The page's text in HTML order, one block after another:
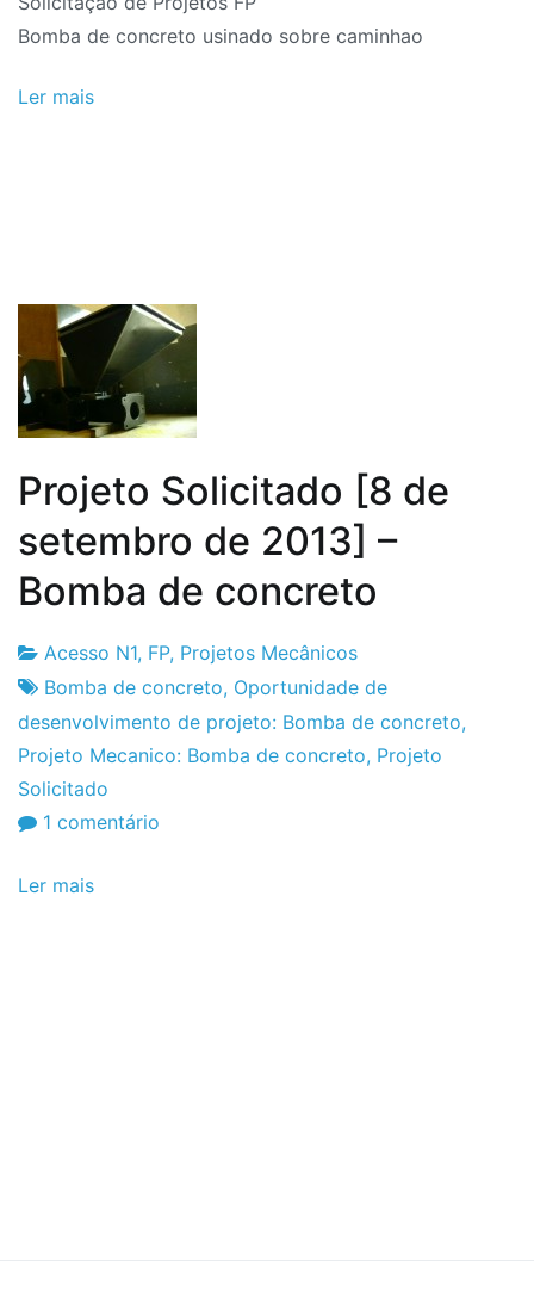
2018
Bomba de concreto usinado sobre caminhao
Ler mais
Projeto Solicitado [8 de
setembro de 2013] –
Bomba de concreto
Fabrica
do
Projeto
8
de
Setembro
de
2013
Acesso N1, FP, Projetos Mecânicos
Bomba de concreto, Oportunidade de
desenvolvimento de projeto: Bomba de concreto,
Projeto Mecanico: Bomba de concreto, Projeto
Solicitado
1 comentário
Ler mais